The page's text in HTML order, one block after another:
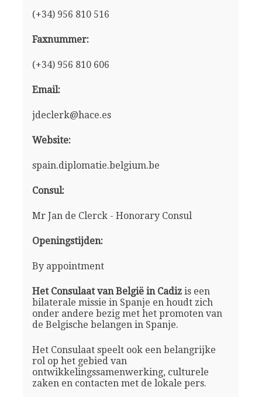
(+34) 956 810 516
Faxnummer:
(+34) 956 810 606
Email:
jdeclerk@hace.es
Website:
spain.diplomatie.belgium.be
Consul:
Mr Jan de Clerck - Honorary Consul
Openingstijden:
By appointment
Het Consulaat van België in Cadiz is een
bilaterale missie in Spanje en houdt zich
onder andere bezig met het promoten van
de Belgische belangen in Spanje.
Het Consulaat speelt ook een belangrijke
rol op het gebied van
ontwikkelingssamenwerking, culturele
zaken en contacten met de lokale pers.